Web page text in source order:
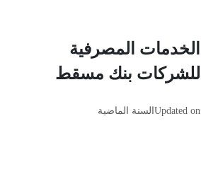
الخدمات المصرفية
للشركات بنك مسقط
Updated on السنة الماضية